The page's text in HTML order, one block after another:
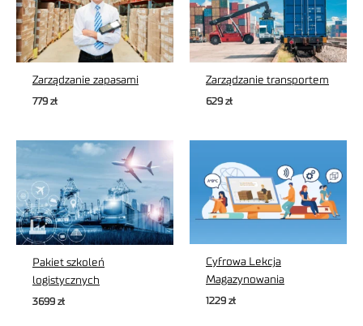
Zarządzanie zapasami
779 zł
Zarządzanie transportem
629 zł
Pakiet szkoleń
logistycznych
3699 zł
Cyfrowa Lekcja
Magazynowania
1229 zł